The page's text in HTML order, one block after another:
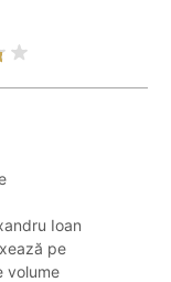
Ioan
pe
volume